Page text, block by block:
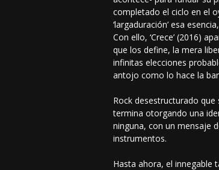
completado el ciclo en el
‘largaduración’ esa
Con ello, ‘Crece’ (2016)
que los define, la mera
infinitas elecciones
antojo como lo hace la
Rock desestructurado
termina otorgando una
ninguna, con un mensaje
instrumentos.
Hasta ahora, el innegable